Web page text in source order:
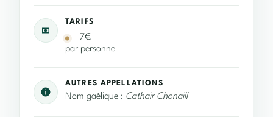
TARIFS
7€
par personne
AUTRES APPELLATIONS
Nom gaélique : Cathair Chonaill